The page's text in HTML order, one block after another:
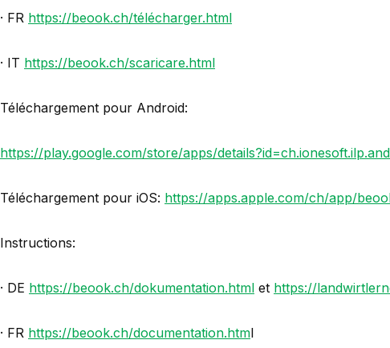
· FR https://beook.ch/télécharger.html
· IT https://beook.ch/scaricare.html
Téléchargement pour Android:
https://play.google.com/store/apps/
Téléchargement pour iOS: https://apps.apple.com/ch/app/
Instructions:
· DE https://beook.ch/dokumentation.html et https://
· FR https://beook.ch/documentation.html